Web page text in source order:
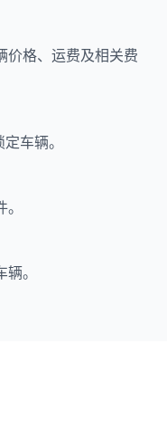
价格、运费及相关费
车辆。
。